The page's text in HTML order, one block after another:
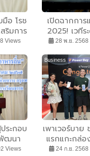
อ โรช
ริมการ
น ใน
กรม
งตับ
Views
เปิดฉากกา
2025! เวทีร
เฟ้นหาสุดยอ
และผู้สูงวัยด้
และเทคโน
28 พ.ย. 2568 ,
ระกอบ
ฒนา
Views
Business
เพาเวอร์บา
แรกแกะกล่
พร้อมกันทั่
24 ก.ย. 2568